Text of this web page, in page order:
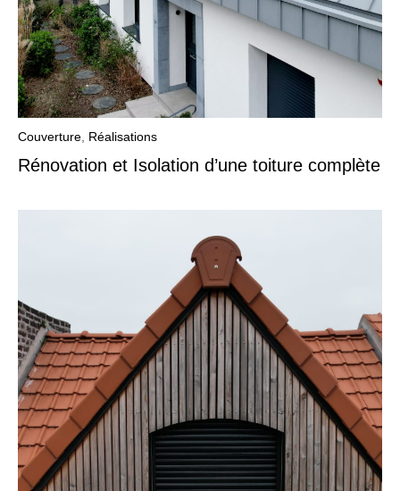
Couverture Réalisations
Rénovation et Isolation d’une toiture complète